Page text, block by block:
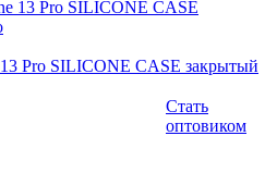
Pro SILICONE CASE закрытый
Стать
оптовиком